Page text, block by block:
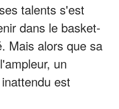
talents s'est
dans le basket-
Mais alors que sa
un
est